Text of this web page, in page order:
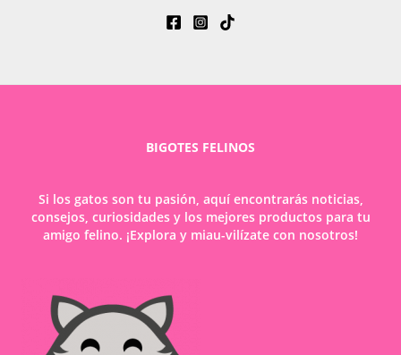
BIGOTES FELINOS
Si los gatos son tu pasión, aquí encontrarás noticias,
consejos, curiosidades y los mejores productos para tu
amigo felino. ¡Explora y miau-vilízate con nosotros!